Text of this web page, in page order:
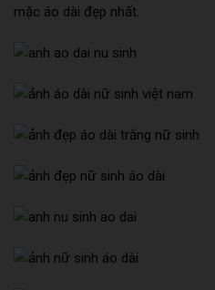
mặc áo dài đẹp nhất.